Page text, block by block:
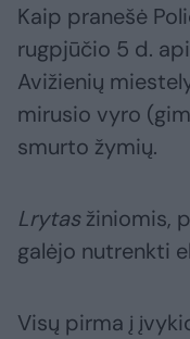
Kaip pranešė
rugpjūčio 5 d.
Avižienių
mirusio vyro
smurto žymių.
Lrytasžiniomis,
galėjo nutrenkti
Visų pirma į